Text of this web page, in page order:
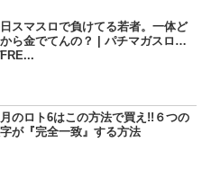
事の内容もそっち方面が多め。
スマスロで負けてる若者。一体ど
ら金でてんの？ | パチマガスロマ
月のロト6はこの方法で買え!!６つの
が『完全一致』する方法